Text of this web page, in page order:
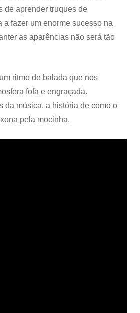
de aprender truques de
a fazer um enorme sucesso na
as aparências não será tão
ritmo de balada que nos
fofa e engraçada.
da música, a história de como o
pela mocinha.